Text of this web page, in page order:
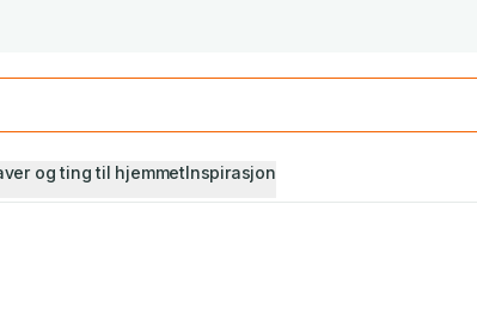
og ting til hjemmetInspirasjon